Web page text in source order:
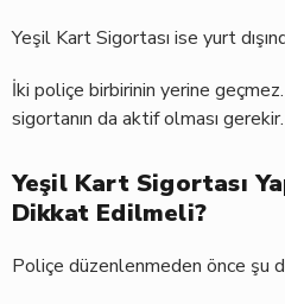
Yeşil Kart Sigortası ise yurt
İki poliçe birbirinin yerine geçmez.
sigortanın da aktif olması gerekir.
Yeşil Kart Sigortası
Dikkat Edilmeli?
Poliçe düzenlenmeden önce şu